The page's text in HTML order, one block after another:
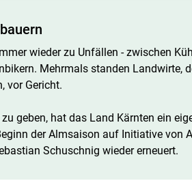
wieder zu Unfällen - zwischen
Mehrmals standen Landwirte,
vor Gericht.
geben, hat das Land Kärnten ein
der Almsaison auf Initiative von
Schuschnig wieder erneuert.